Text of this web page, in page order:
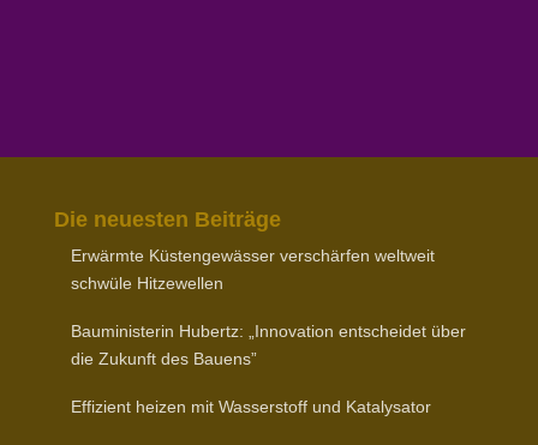
Die neuesten Beiträge
Erwärmte Küsten­ge­wässer verschärfen weltweit
schwüle Hitzewellen
Baumi­nis­terin Hubertz: „Inno­vation entscheidet über
die Zukunft des Bauens”
Effizient heizen mit Wasser­stoff und Katalysator